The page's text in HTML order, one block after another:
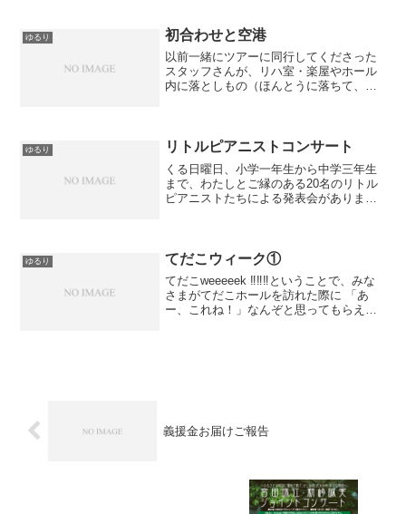
ゆるり 初合わせと空港
以前一緒にツアーに同行してくださった
スタッフさんが、リハ室・楽屋やホール
内に落としもの（ほんとうに落ちて、い
ていると上手に物をつかめ...
ゆるり リトルピアニストコンサート
くる日曜日、小学一年生から中学三年生
まで、わたしとご縁のある20名のリトル
ピアニストたちによる発表会がありま
ピアニストコンサート4...
ゆるり てだこウィーク①
てだこweeeeek ‼‼‼ということで、みな
さまがてだこホールを訪れた際に 「あ
ー、これね！」なんぞと思ってもらえる
義援金お届けご報告